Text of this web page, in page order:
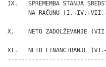
IX.   SPREMEMBA STANJA
NA RAČUNU
X.    NETO
XI.   NETO